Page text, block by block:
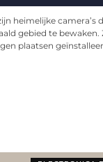
heimelijke camera’s
gebied te bewaken.
plaatsen